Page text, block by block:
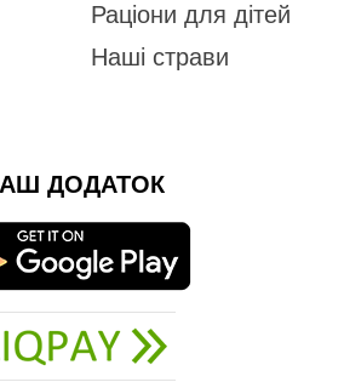
Раціони для дітей
Наші страви
ДОДАТОК